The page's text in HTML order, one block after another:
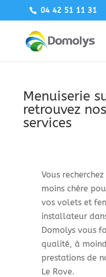
04 42 51 11 31
Menuiserie
retrouvez
services
Vous
moins chère
vos volets et
installateur
Domolys vous
qualité, à
prestations de
Le Rove.